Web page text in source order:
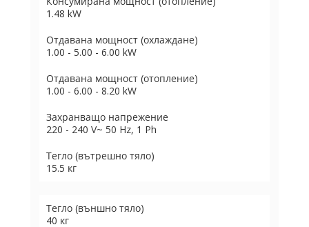
1.48 kW
Отдавана мощност (охлаждане)
1.00 - 5.00 - 6.00 kW
Отдавана мощност (отопление)
1.00 - 6.00 - 8.20 kW
Захранващо напрежение
220 - 240 V~ 50 Hz, 1 Ph
Тегло (вътрешно тяло)
15.5 кг
Тегло (външно тяло)
40 кг